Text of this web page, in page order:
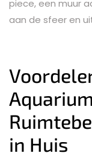
piece, een muur
aan de sfeer en
in Huis